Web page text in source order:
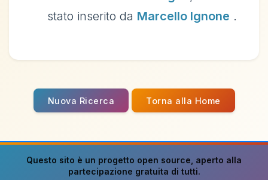
stato inserito da Marcello Ignone .
Nuova Ricerca Torna alla Home
Questo sito è un progetto open source , aperto alla
partecipazione gratuita di tutti.